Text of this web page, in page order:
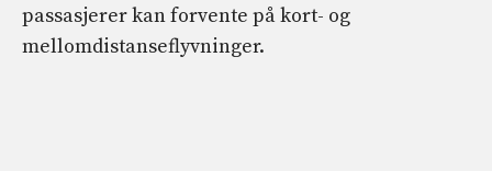
passasjerer kan forvente på kort- og
mellomdistanseflyvninger.